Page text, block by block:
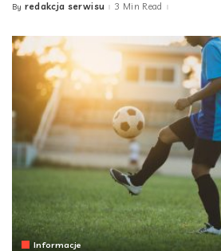
Posted
By redakcja serwisu 3 Min Read
Informacje